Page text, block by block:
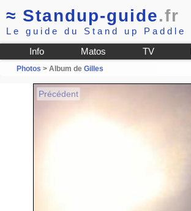
≈ Standup-guide.fr
Le guide du Stand up Paddle
Info Matos TV
Photos > Album de Gilles
Précédent